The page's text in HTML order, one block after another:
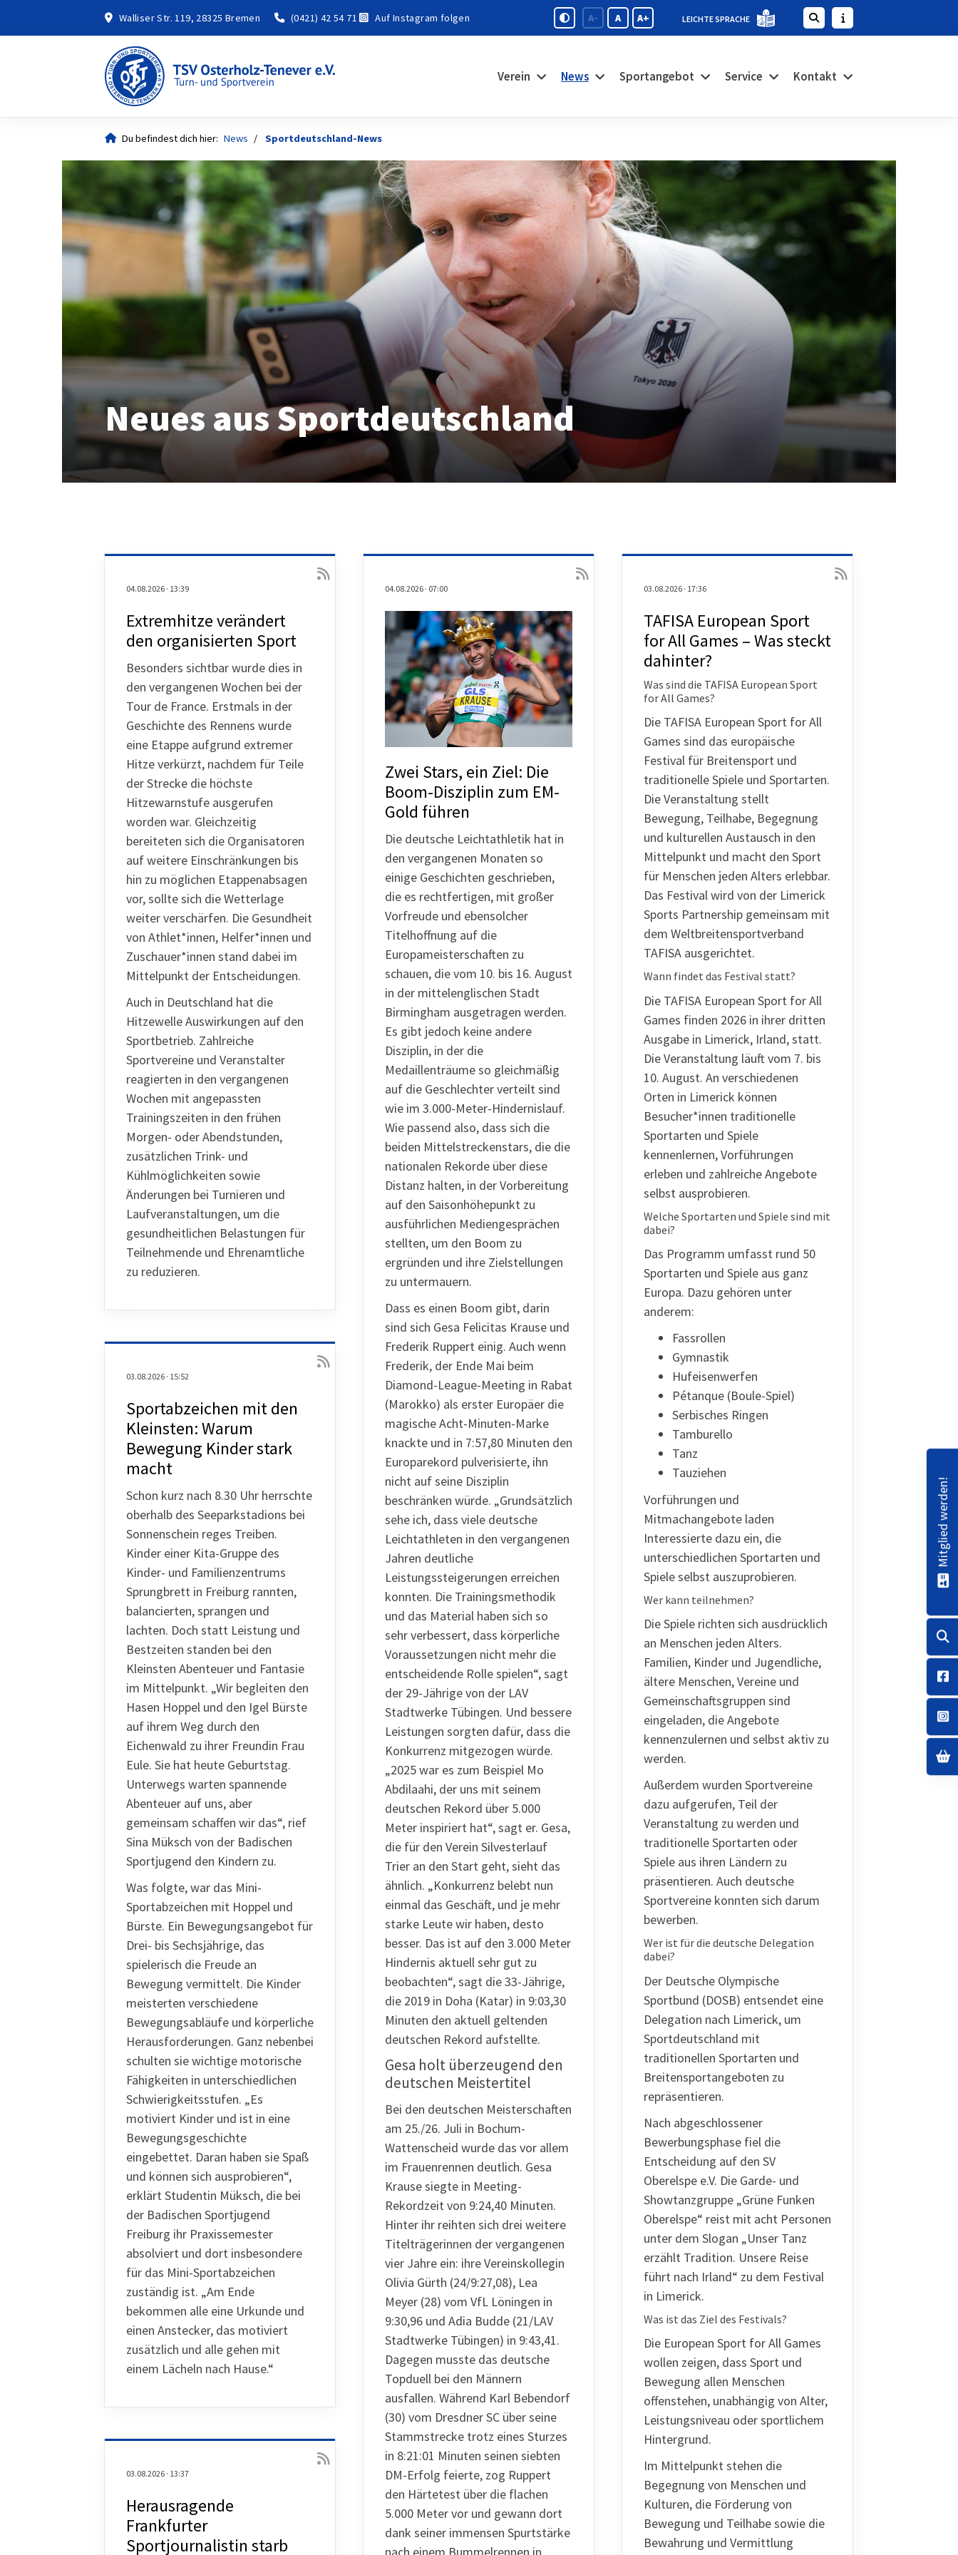
Walliser Str. 119, 28325 Bremen (0421) 42 54 71 Auf Instagram folgen A- A A+ LEICHTE SPRACHE
Verein News Sportangebot Service Kontakt
Du befindest dich hier: News Sportdeutschland-News
Neues aus Sportdeutschland
04.08.2026 · 13:39
Extremhitze verändert
den organisierten Sport
Besonders sichtbar wurde dies in
den vergangenen Wochen bei der
Tour de France. Erstmals in der
Geschichte des Rennens wurde
eine Etappe aufgrund extremer
Hitze verkürzt, nachdem für Teile
der Strecke die höchste
Hitzewarnstufe ausgerufen
worden war. Gleichzeitig
bereiteten sich die Organisatoren
auf weitere Einschränkungen bis
hin zu möglichen Etappenabsagen
vor, sollte sich die Wetterlage
weiter verschärfen. Die Gesundheit
von Athlet*innen, Helfer*innen und
Zuschauer*innen stand dabei im
Mittelpunkt der Entscheidungen.
Auch in Deutschland hat die
Hitzewelle Auswirkungen auf den
Sportbetrieb. Zahlreiche
Sportvereine und Veranstalter
reagierten in den vergangenen
Wochen mit angepassten
Trainingszeiten in den frühen
Morgen- oder Abendstunden,
zusätzlichen Trink- und
Kühlmöglichkeiten sowie
Änderungen bei Turnieren und
Laufveranstaltungen, um die
gesundheitlichen Belastungen für
Teilnehmende und Ehrenamtliche
zu reduzieren.
04.08.2026 · 07:00
Zwei Stars, ein Ziel: Die
Boom-Disziplin zum EM-
Gold führen
Die deutsche Leichtathletik hat in
den vergangenen Monaten so
einige Geschichten geschrieben,
die es rechtfertigen, mit großer
Vorfreude und ebensolcher
Titelhoffnung auf die
Europameisterschaften zu
schauen, die vom 10. bis 16. August
in der mittelenglischen Stadt
Birmingham ausgetragen werden.
Es gibt jedoch keine andere
Disziplin, in der die
Medaillenträume so gleichmäßig
auf die Geschlechter verteilt sind
wie im 3.000-Meter-Hindernislauf.
Wie passend also, dass sich die
beiden Mittelstreckenstars, die die
nationalen Rekorde über diese
Distanz halten, in der Vorbereitung
auf den Saisonhöhepunkt zu
ausführlichen Mediengesprächen
stellten, um den Boom zu
ergründen und ihre Zielstellungen
zu untermauern.
Dass es einen Boom gibt, darin
sind sich Gesa Felicitas Krause und
Frederik Ruppert einig. Auch wenn
Frederik, der Ende Mai beim
Diamond-League-Meeting in Rabat
(Marokko) als erster Europäer die
magische Acht-Minuten-Marke
knackte und in 7:57,80 Minuten den
Europarekord pulverisierte, ihn
nicht auf seine Disziplin
beschränken würde. „Grundsätzlich
sehe ich, dass viele deutsche
Leichtathleten in den vergangenen
Jahren deutliche
Leistungssteigerungen erreichen
konnten. Die Trainingsmethodik
und das Material haben sich so
sehr verbessert, dass körperliche
Voraussetzungen nicht mehr die
entscheidende Rolle spielen“, sagt
der 29-Jährige von der LAV
Stadtwerke Tübingen. Und bessere
Leistungen sorgten dafür, dass die
Konkurrenz mitgezogen würde.
„2025 war es zum Beispiel Mo
Abdilaahi, der uns mit seinem
deutschen Rekord über 5.000
Meter inspiriert hat“, sagt er. Gesa,
die für den Verein Silvesterlauf
Trier an den Start geht, sieht das
ähnlich. „Konkurrenz belebt nun
einmal das Geschäft, und je mehr
starke Leute wir haben, desto
besser. Das ist auf den 3.000 Meter
Hindernis aktuell sehr gut zu
beobachten“, sagt die 33-Jährige,
die 2019 in Doha (Katar) in 9:03,30
Minuten den aktuell geltenden
deutschen Rekord aufstellte.
Gesa holt überzeugend den
deutschen Meistertitel
Bei den deutschen Meisterschaften
am 25./26. Juli in Bochum-
Wattenscheid wurde das vor allem
im Frauenrennen deutlich. Gesa
Krause siegte in Meeting-
Rekordzeit von 9:24,40 Minuten.
Hinter ihr reihten sich drei weitere
Titelträgerinnen der vergangenen
vier Jahre ein: ihre Vereinskollegin
Olivia Gürth (24/9:27,08), Lea
Meyer (28) vom VfL Löningen in
9:30,96 und Adia Budde (21/LAV
Stadtwerke Tübingen) in 9:43,41.
Dagegen musste das deutsche
Topduell bei den Männern
ausfallen. Während Karl Bebendorf
(30) vom Dresdner SC über seine
Stammstrecke trotz eines Sturzes
in 8:21:01 Minuten seinen siebten
DM-Erfolg feierte, zog Ruppert
den Härtetest über die flachen
5.000 Meter vor und gewann dort
dank seiner immensen Spurtstärke
nach einem Bummelrennen in
03.08.2026 · 17:36
TAFISA European Sport
for All Games – Was steckt
dahinter?
Was sind die TAFISA European Sport
for All Games?
Die TAFISA European Sport for All
Games sind das europäische
Festival für Breitensport und
traditionelle Spiele und Sportarten.
Die Veranstaltung stellt
Bewegung, Teilhabe, Begegnung
und kulturellen Austausch in den
Mittelpunkt und macht den Sport
für Menschen jeden Alters erlebbar.
Das Festival wird von der Limerick
Sports Partnership gemeinsam mit
dem Weltbreitensportverband
TAFISA ausgerichtet.
Wann findet das Festival statt?
Die TAFISA European Sport for All
Games finden 2026 in ihrer dritten
Ausgabe in Limerick, Irland, statt.
Die Veranstaltung läuft vom 7. bis
10. August. An verschiedenen
Orten in Limerick können
Besucher*innen traditionelle
Sportarten und Spiele
kennenlernen, Vorführungen
erleben und zahlreiche Angebote
selbst ausprobieren.
Welche Sportarten und Spiele sind mit
dabei?
Das Programm umfasst rund 50
Sportarten und Spiele aus ganz
Europa. Dazu gehören unter
anderem:
Fassrollen
Gymnastik
Hufeisenwerfen
Pétanque (Boule-Spiel)
Serbisches Ringen
Tamburello
Tanz
Tauziehen
Vorführungen und
Mitmachangebote laden
Interessierte dazu ein, die
unterschiedlichen Sportarten und
Spiele selbst auszuprobieren.
Wer kann teilnehmen?
Die Spiele richten sich ausdrücklich
an Menschen jeden Alters.
Familien, Kinder und Jugendliche,
ältere Menschen, Vereine und
Gemeinschaftsgruppen sind
eingeladen, die Angebote
kennenzulernen und selbst aktiv zu
werden.
Außerdem wurden Sportvereine
dazu aufgerufen, Teil der
Veranstaltung zu werden und
traditionelle Sportarten oder
Spiele aus ihren Ländern zu
präsentieren. Auch deutsche
Sportvereine konnten sich darum
bewerben.
Wer ist für die deutsche Delegation
dabei?
Der Deutsche Olympische
Sportbund (DOSB) entsendet eine
Delegation nach Limerick, um
Sportdeutschland mit
traditionellen Sportarten und
Breitensportangeboten zu
repräsentieren.
Nach abgeschlossener
Bewerbungsphase fiel die
Entscheidung auf den SV
Oberelspe e.V. Die Garde- und
Showtanzgruppe „Grüne Funken
Oberelspe“ reist mit acht Personen
unter dem Slogan „Unser Tanz
erzählt Tradition. Unsere Reise
führt nach Irland“ zu dem Festival
in Limerick.
Was ist das Ziel des Festivals?
Die European Sport for All Games
wollen zeigen, dass Sport und
Bewegung allen Menschen
offenstehen, unabhängig von Alter,
Leistungsniveau oder sportlichem
Hintergrund.
Im Mittelpunkt stehen die
Begegnung von Menschen und
Kulturen, die Förderung von
Bewegung und Teilhabe sowie die
Bewahrung und Vermittlung
03.08.2026 · 15:52
Sportabzeichen mit den
Kleinsten: Warum
Bewegung Kinder stark
macht
Schon kurz nach 8.30 Uhr herrschte
oberhalb des Seeparkstadions bei
Sonnenschein reges Treiben.
Kinder einer Kita-Gruppe des
Kinder- und Familienzentrums
Sprungbrett in Freiburg rannten,
balancierten, sprangen und
lachten. Doch statt Leistung und
Bestzeiten standen bei den
Kleinsten Abenteuer und Fantasie
im Mittelpunkt. „Wir begleiten den
Hasen Hoppel und den Igel Bürste
auf ihrem Weg durch den
Eichenwald zu ihrer Freundin Frau
Eule. Sie hat heute Geburtstag.
Unterwegs warten spannende
Abenteuer auf uns, aber
gemeinsam schaffen wir das“, rief
Sina Müksch von der Badischen
Sportjugend den Kindern zu.
Was folgte, war das Mini-
Sportabzeichen mit Hoppel und
Bürste. Ein Bewegungsangebot für
Drei- bis Sechsjährige, das
spielerisch die Freude an
Bewegung vermittelt. Die Kinder
meisterten verschiedene
Bewegungsabläufe und körperliche
Herausforderungen. Ganz nebenbei
schulten sie wichtige motorische
Fähigkeiten in unterschiedlichen
Schwierigkeitsstufen. „Es
motiviert Kinder und ist in eine
Bewegungsgeschichte
eingebettet. Daran haben sie Spaß
und können sich ausprobieren“,
erklärt Studentin Müksch, die bei
der Badischen Sportjugend
Freiburg ihr Praxissemester
absolviert und dort insbesondere
für das Mini-Sportabzeichen
zuständig ist. „Am Ende
bekommen alle eine Urkunde und
einen Anstecker, das motiviert
zusätzlich und alle gehen mit
einem Lächeln nach Hause.“
03.08.2026 · 13:37
Herausragende
Frankfurter
Sportjournalistin starb
Mitglied werden!
Quicklinks
Sportangebote finden
Unser Sportangebot
Sportsuche
Ausfälle und Vertretungen
Deutsches Sportabzeichen
Mitglieder-Service
Alles zur Mitgliedschaft
Downloads
Termine
Fragen & Antworten
Geschäftsstelle
TSV Osterholz-Tenever e. V.
Walliser Str. 119
28325 Bremen
(0421) 42 54 71
ot@otbremen.de